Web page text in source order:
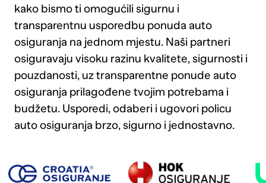
kako bismo ti omogućili sigurnu i
transparentnu usporedbu ponuda auto
osiguranja na jednom mjestu. Naši partneri
osiguravaju visoku razinu kvalitete, sigurnosti i
pouzdanosti, uz transparentne ponude auto
osiguranja prilagođene tvojim potrebama i
budžetu. Usporedi, odaberi i ugovori policu
auto osiguranja brzo, sigurno i jednostavno.